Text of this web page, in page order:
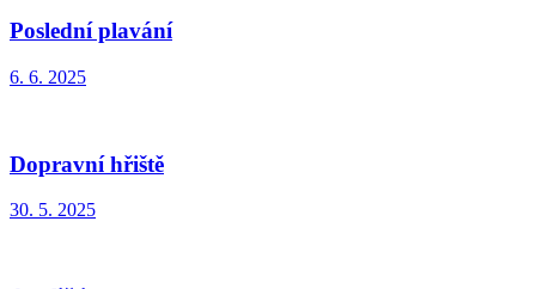
Poslední plavání
6. 6. 2025
Dopravní hřiště
30. 5. 2025